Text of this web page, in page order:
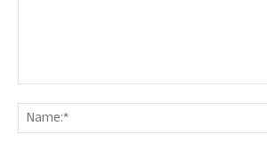
Comment: